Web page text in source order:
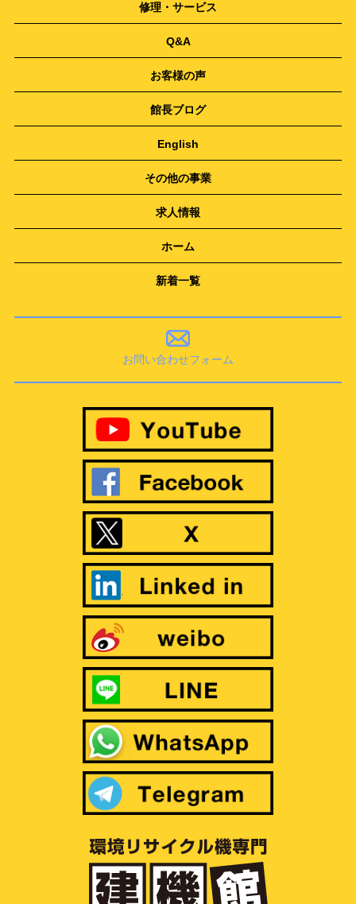
修理・サービス
Q&A
お客様の声
館長ブログ
English
その他の事業
求人情報
ホーム
新着一覧
お問い合わせフォーム